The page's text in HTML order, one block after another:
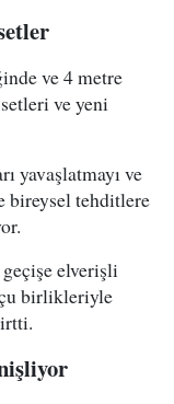
ve 4 metre
ve yeni
yavaşlatmayı ve
bireysel tehditlere
elverişli
birlikleriyle